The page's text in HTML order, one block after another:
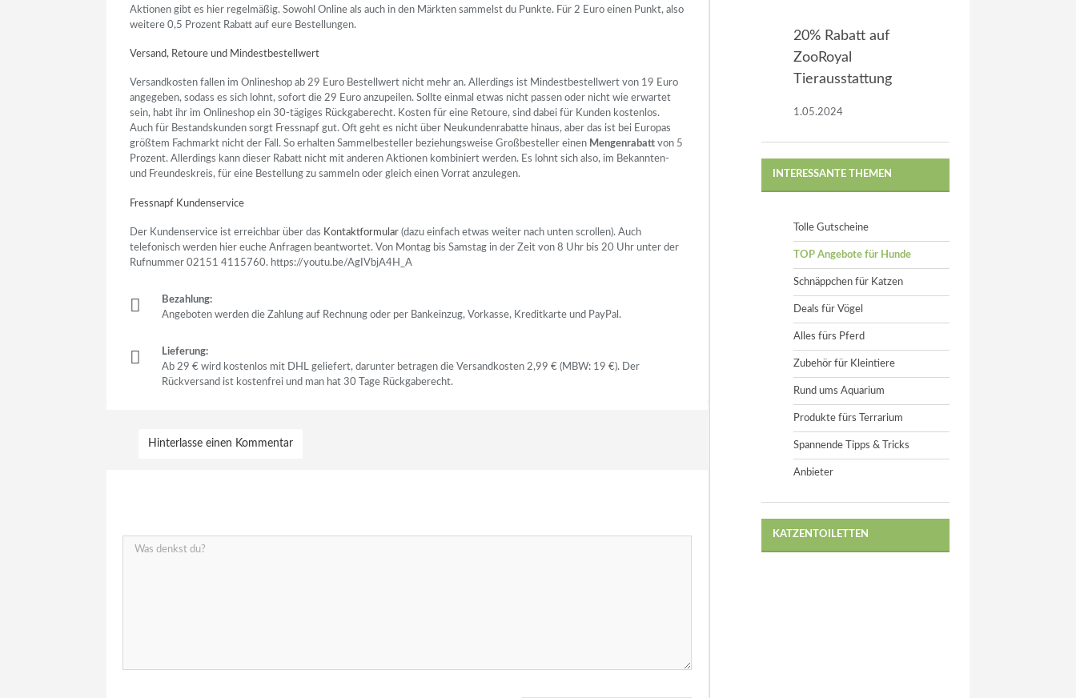
Aktionen gibt es hier regelmäßig. Sowohl Online als auch in den Märkten sammelst du Punkte. Für 2 Euro einen Punkt, also
weitere 0,5 Prozent Rabatt auf eure Bestellungen.
Versand, Retoure und Mindestbestellwert
Versandkosten fallen im Onlineshop ab 29 Euro Bestellwert nicht mehr an. Allerdings ist Mindestbestellwert von 19 Euro
angegeben, sodass es sich lohnt, sofort die 29 Euro anzupeilen. Sollte einmal etwas nicht passen oder nicht wie erwartet
sein, habt ihr im Onlineshop ein 30-tägiges Rückgaberecht. Kosten für eine Retoure, sind dabei für Kunden kostenlos.
Auch für Bestandskunden sorgt Fressnapf gut. Oft geht es nicht über Neukundenrabatte hinaus, aber das ist bei Europas
größtem Fachmarkt nicht der Fall. So erhalten Sammelbesteller beziehungsweise Großbesteller einen Mengenrabatt von 5
Prozent. Allerdings kann dieser Rabatt nicht mit anderen Aktionen kombiniert werden. Es lohnt sich also, im Bekannten-
und Freundeskreis, für eine Bestellung zu sammeln oder gleich einen Vorrat anzulegen.
Fressnapf Kundenservice
Der Kundenservice ist erreichbar über das Kontaktformular (dazu einfach etwas weiter nach unten scrollen). Auch
telefonisch werden hier euche Anfragen beantwortet. Von Montag bis Samstag in der Zeit von 8 Uhr bis 20 Uhr unter der
Rufnummer 02151 4115760. https://youtu.be/AgIVbjA4H_A
Bezahlung:
Angeboten werden die Zahlung auf Rechnung oder per Bankeinzug, Vorkasse, Kreditkarte und PayPal.
Lieferung:
Ab 29 € wird kostenlos mit DHL geliefert, darunter betragen die Versandkosten 2,99 € (MBW: 19 €). Der
Rückversand ist kostenfrei und man hat 30 Tage Rückgaberecht.
Hinterlasse einen Kommentar
20% Rabatt auf
ZooRoyal
Tierausstattung
1.05.2024
INTERESSANTE THEMEN
Tolle Gutscheine
TOP Angebote für Hunde
Schnäppchen für Katzen
Deals für Vögel
Alles fürs Pferd
Zubehör für Kleintiere
Rund ums Aquarium
Produkte fürs Terrarium
Spannende Tipps & Tricks
Anbieter
KATZENTOILETTEN